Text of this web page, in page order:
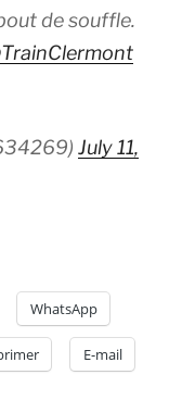
de souffle.
July 11,
WhatsApp
E-mail